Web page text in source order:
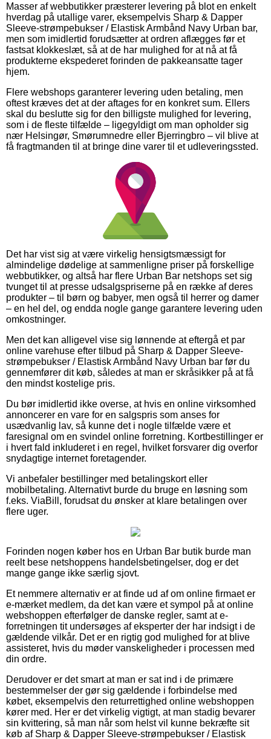
Masser af webbutikker præsterer levering på blot en enkelt
hverdag på utallige varer, eksempelvis Sharp & Dapper
Sleeve-strømpebukser / Elastisk Armbånd Navy Urban bar,
men som imidlertid forudsætter at ordren aflægges før et
fastsat klokkeslæt, så at de har mulighed for at nå at få
produkterne ekspederet forinden de pakkeansatte tager
hjem.
Flere webshops garanterer levering uden betaling, men
oftest kræves det at der aftages for en konkret sum. Ellers
skal du beslutte sig for den billigste mulighed for levering,
som i de fleste tilfælde – ligegyldigt om man opholder sig
nær Helsingør, Smørumnedre eller Bjerringbro – vil blive at
få fragtmanden til at bringe dine varer til et udleveringssted.
Det har vist sig at være virkelig hensigtsmæssigt for
almindelige dødelige at sammenligne priser på forskellige
webbutikker, og altså har flere Urban Bar netshops set sig
tvunget til at presse udsalgspriserne på en række af deres
produkter – til børn og babyer, men også til herrer og damer
– en hel del, og endda nogle gange garantere levering uden
omkostninger.
Men det kan alligevel vise sig lønnende at eftergå et par
online varehuse efter tilbud på Sharp & Dapper Sleeve-
strømpebukser / Elastisk Armbånd Navy Urban bar før du
gennemfører dit køb, således at man er skråsikker på at få
den mindst kostelige pris.
Du bør imidlertid ikke overse, at hvis en online virksomhed
annoncerer en vare for en salgspris som anses for
usædvanlig lav, så kunne det i nogle tilfælde være et
faresignal om en svindel online forretning. Kortbestillinger er
i hvert fald inkluderet i en regel, hvilket forsvarer dig overfor
snydagtige internet foretagender.
Vi anbefaler bestillinger med betalingskort eller
mobilbetaling. Alternativt burde du bruge en løsning som
f.eks. ViaBill, forudsat du ønsker at klare betalingen over
flere uger.
Forinden nogen køber hos en Urban Bar butik burde man
reelt bese netshoppens handelsbetingelser, dog er det
mange gange ikke særlig sjovt.
Et nemmere alternativ er at finde ud af om online firmaet er
e-mærket medlem, da det kan være et sympol på at online
webshoppen efterfølger de danske regler, samt at e-
forretningen tit undersøges af eksperter der har indsigt i de
gældende vilkår. Det er en rigtig god mulighed for at blive
assisteret, hvis du møder vanskeligheder i processen med
din ordre.
Derudover er det smart at man er sat ind i de primære
bestemmelser der gør sig gældende i forbindelse med
købet, eksempelvis den returrettighed online webshoppen
kører med. Her er det virkelig vigtigt, at man stadig bevarer
sin kvittering, så man når som helst vil kunne bekræfte sit
køb af Sharp & Dapper Sleeve-strømpebukser / Elastisk